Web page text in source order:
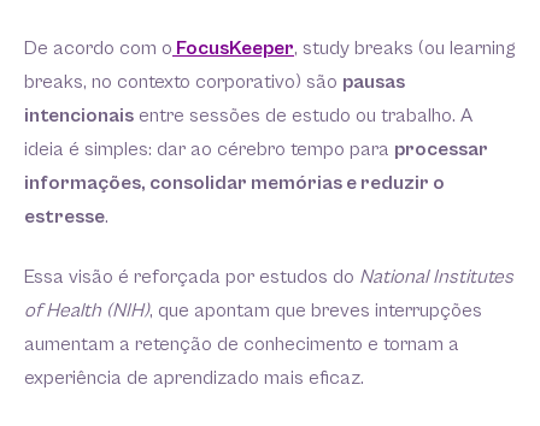
De acordo com o FocusKeeper, study breaks (ou learning
breaks, no contexto corporativo) são pausas
intencionais entre sessões de estudo ou trabalho. A
ideia é simples: dar ao cérebro tempo para processar
informações, consolidar memórias e reduzir o
estresse.
Essa visão é reforçada por estudos do National Institutes
of Health (NIH), que apontam que breves interrupções
aumentam a retenção de conhecimento e tornam a
experiência de aprendizado mais eficaz.